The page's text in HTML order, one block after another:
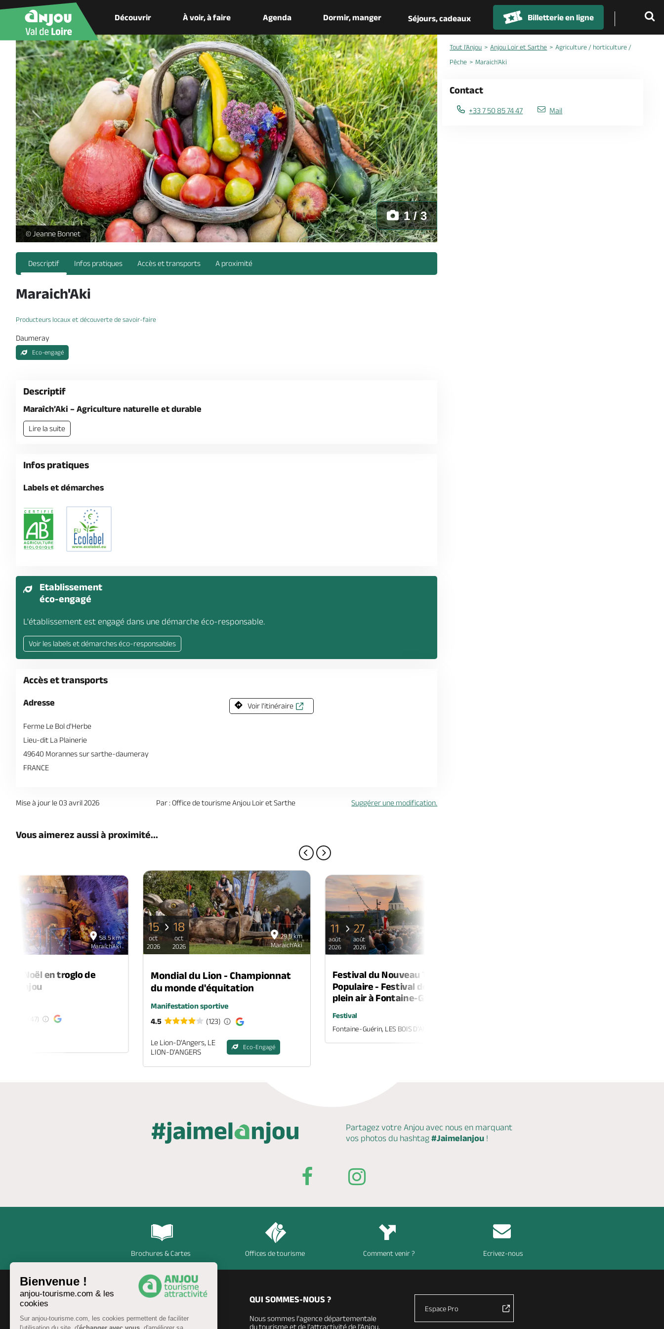
Bienvenue !
anjou-tourisme.com & les
cookies
Sur anjou-tourisme.com, les cookies permettent de faciliter
Découvrir À voir, à faire Agenda Dormir, manger Séjours, cadeaux Billetterie en ligne
Maraich'Aki -
© Jeanne Bonnet
1 / 3
Descriptif Infos pratiques Accès et transports A proximité
Maraich'Aki
Producteurs locaux et découverte de savoir-faire
Daumeray
Eco-engagé
Descriptif
Maraîch’Aki – Agriculture naturelle et durable
Lire la suite
Infos pratiques
Labels et démarches
Etablissement
éco-engagé
L'établissement est engagé dans une démarche éco-responsable.
Voir les labels et démarches éco-responsables
Accès et transports
Adresse
Ferme Le Bol d'Herbe
Lieu-dit La Plainerie
49640 Morannes sur sarthe-daumeray
FRANCE
Voir l'itinéraire
Mise à jour le 03 avril 2026 Par : Office de tourisme Anjou Loir et Sarthe Suggérer une modification.
Vous aimerez aussi à proximité...
58.5 km
Maraich'Aki
de Noël en troglo de
en-Anjou
(47)
29.5 km
Maraich'Aki
15
oct
2026
18
oct
2026
Mondial du Lion - Championnat
du monde d'équitation
Manifestation sportive
4.5
(123)
Le Lion-D'Angers, LE
LION-D'ANGERS
Eco-Engagé
11
août
2026
27
août
2026
Festival du Nouveau Théâtre
Populaire - Festival de théâtre en
plein air à Fontaine-Guérin
Festival
Fontaine-Guérin, LES BOIS D'ANJOU
Tout l'Anjou Anjou Loir et Sarthe
Agriculture / horticulture /
Pêche
Maraich'Aki
Contact
+33 7 50 85 74 47 Mail
Partagez votre Anjou avec nous en marquant
vos photos du hashtag #Jaimelanjou !
Brochures & Cartes Offices de tourisme Comment venir ? Ecrivez-nous
QUI SOMMES-NOUS ?
Nous sommes l’agence départementale
du tourisme et de l’attractivité de l’Anjou,
Espace Pro